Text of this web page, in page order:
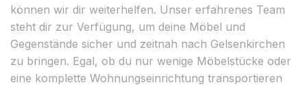
können wir dir weiterhelfen. Unser erfahrenes Team
steht dir zur Verfügung, um deine Möbel und
Gegenstände sicher und zeitnah nach Gelsenkirchen
zu bringen. Egal, ob du nur wenige Möbelstücke oder
eine komplette Wohnungseinrichtung transportieren